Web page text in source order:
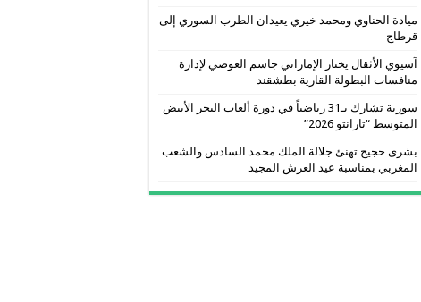
ميادة الحناوي ومحمد خيري يعيدان الطرب السوري إلى
قرطاج
آسيوي الأثقال يختار الإماراتي جاسم العوضي لإدارة
منافسات البطولة القارية بطشقند
سورية تشارك بـ31 رياضياً في دورة ألعاب البحر الأبيض
المتوسط “تارانتو 2026”
بشرى حجيج تهنئ جلالة الملك محمد السادس والشعب
المغربي بمناسبة عيد العرش المجيد